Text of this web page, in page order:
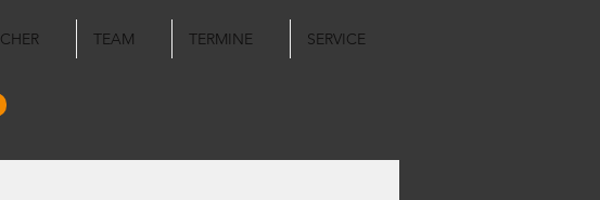
TEAM TERMINE SERVICE